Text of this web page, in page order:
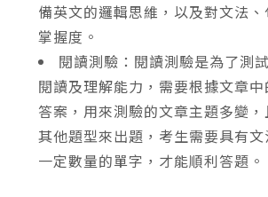
備英文的邏輯思維，以及對文法
掌握度。
閱讀測驗：閱讀測驗是為了測
閱讀及理解能力，需要根據文章
答案，用來測驗的文章主題多變
其他題型來出題，考生需要具有
一定數量的單字，才能順利答題。